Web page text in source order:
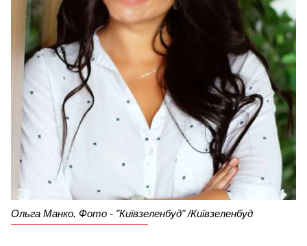
Ольга Манко. Фото - "Київзеленбуд" /Київзеленбуд